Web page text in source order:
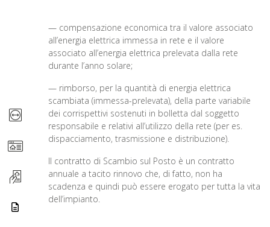
— compensazione economica tra il valore associato
all’energia elettrica immessa in rete e il valore
associato all’energia elettrica prelevata dalla rete
durante l’anno solare;
— rimborso, per la quantità di energia elettrica
scambiata (immessa-prelevata), della parte variabile
dei corrispettivi sostenuti in bolletta dal soggetto
responsabile e relativi all’utilizzo della rete (per es.
dispacciamento, trasmissione e distribuzione).
Il contratto di Scambio sul Posto è un contratto
annuale a tacito rinnovo che, di fatto, non ha
scadenza e quindi può essere erogato per tutta la vita
dell’impianto.